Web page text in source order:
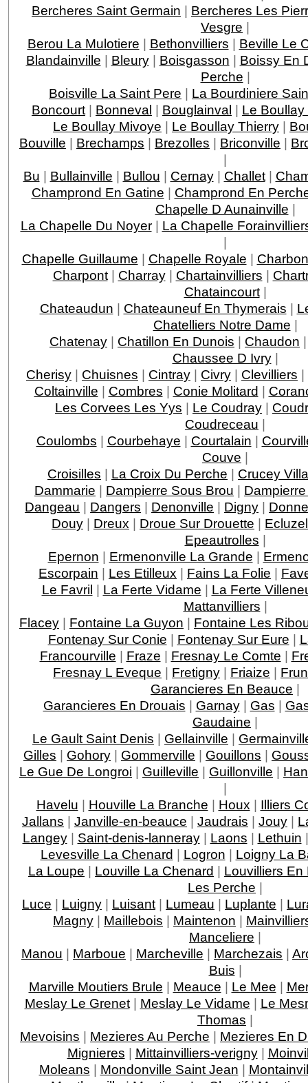
Bercheres Saint Germain | Bercheres Les
Vesgre |
Berou La Mulotiere | Bethonvilliers | Beville Le
Blandainville | Bleury| Boisgasson | Boissy En
Perche |
Boisville La Saint Pere | La Bourdiniere
Boncourt | Bonneval | Bouglainval | Le
Le Boullay Mivoye | Le Boullay Thierry |
Bouville | Brechamps | Brezolles | Briconville |
|
Bu | Bullainville | Bullou | Cernay| Challet|
Champrond En Gatine | Champrond En
Chapelle D Aunainville |
La Chapelle Du Noyer| La Chapelle
|
Chapelle Guillaume | Chapelle Royale |
Charpont| Charray| Chartainvilliers |
Chataincourt|
Chateaudun | Chateauneuf En Thymerais |
Chatelliers Notre Dame |
Chatenay | Chatillon En Dunois | Chaudon
Chaussee D Ivry|
Cherisy | Chuisnes | Cintray | Civry | Clevilliers |
Coltainville | Combres | Conie Molitard |
Les Corvees Les Yys | Le Coudray |
Coudreceau |
Coulombs | Courbehaye | Courtalain |
Couve |
Croisilles | La Croix Du Perche | Crucey
Dammarie | Dampierre Sous Brou |
Dangeau | Dangers | Denonville | Digny |
Douy | Dreux | Droue Sur Drouette |
Epeautrolles |
Epernon | Ermenonville La Grande |
Escorpain | Les Etilleux | Fains La Folie |
Le Favril | La Ferte Vidame | La Ferte
Mattanvilliers |
Flacey | Fontaine La Guyon | Fontaine Les
Fontenay Sur Conie | Fontenay Sur Eure |
Francourville | Fraze | Fresnay Le Comte |
Fresnay L Eveque | Fretigny | Friaize |
Garancieres En Beauce |
Garancieres En Drouais | Garnay| Gas |
Gaudaine |
Le Gault Saint Denis | Gellainville |
Gilles | Gohory | Gommerville | Gouillons |
Le Gue De Longroi | Guilleville | Guillonville |
|
Havelu | Houville La Branche | Houx | Illiers
Jallans | Janville-en-beauce | Jaudrais | Jouy |
Langey| Saint-denis-lanneray| Laons | Lethuin
Levesville La Chenard | Logron | Loigny La
La Loupe | Louville La Chenard | Louvilliers En
Les Perche |
Luce | Luigny | Luisant | Lumeau | Luplante |
Magny | Maillebois | Maintenon |
Manceliere |
Manou | Marboue | Marcheville | Marchezais |
Buis |
Marville Moutiers Brule | Meauce | Le Mee |
Meslay Le Grenet| Meslay Le Vidame | Le
Thomas |
Mevoisins | Mezieres Au Perche | Mezieres En
Mignieres | Mittainvilliers-verigny|
Moleans | Mondonville Saint Jean |